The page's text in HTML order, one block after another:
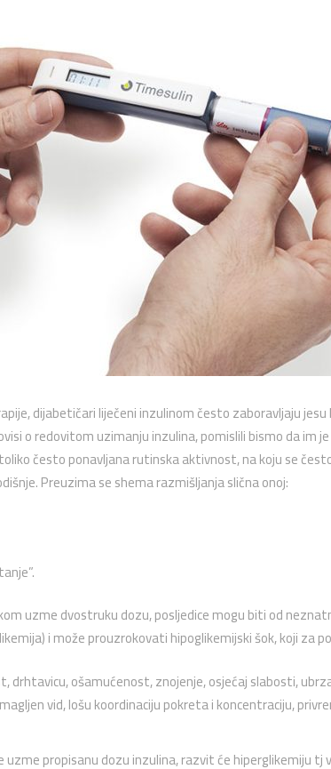
dijabetičari liječeni inzulinom često zaboravljaju
o redovitom uzimanju inzulina, pomislili bismo da im
često ponavljana rutinska aktivnost, na koju se
Preuzima se shema razmišljanja slična onoj:
uzme dvostruku dozu, posljedice mogu biti od
i može prouzrokovati hipoglikemijski šok, koji za
drhtavicu, ošamućenost, znojenje, osjećaj slabosti,
vid, lošu koordinaciju pokreta i koncentraciju,
uzme propisanu dozu inzulina, razvit će hiperglikemiju tj